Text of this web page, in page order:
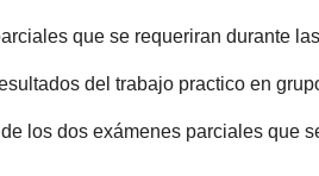
que se requeriran durante
del trabajo practico en
los dos exámenes parciales que